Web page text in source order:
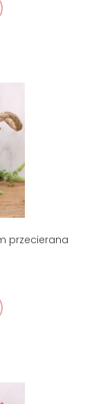
przecierana